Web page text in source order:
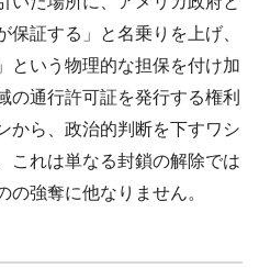
証する」と名乗りを上げ、
という物理的な担保を付け加
の通行許可証を発行する権利
から、政治的判断を下すワシ
これは単なる封鎖の解除では
の強奪に他なりません。